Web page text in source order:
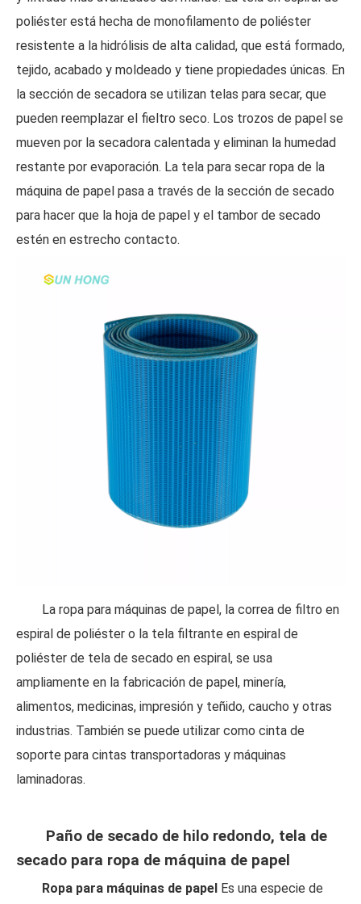
poliéster está hecha de monofilamento de poliéster
resistente a la hidrólisis de alta calidad, que está formado,
tejido, acabado y moldeado y tiene propiedades únicas. En
la sección de secadora se utilizan telas para secar, que
pueden reemplazar el fieltro seco. Los trozos de papel se
mueven por la secadora calentada y eliminan la humedad
restante por evaporación. La tela para secar ropa de la
máquina de papel pasa a través de la sección de secado
para hacer que la hoja de papel y el tambor de secado
estén en estrecho contacto.
La ropa para máquinas de papel, la correa de filtro en
espiral de poliéster o la tela filtrante en espiral de
poliéster de tela de secado en espiral, se usa
ampliamente en la fabricación de papel, minería,
alimentos, medicinas, impresión y teñido, caucho y otras
industrias. También se puede utilizar como cinta de
soporte para cintas transportadoras y máquinas
laminadoras.
Paño de secado de hilo redondo, tela de
secado para ropa de máquina de papel
Ropa para máquinas de papel Es una especie de